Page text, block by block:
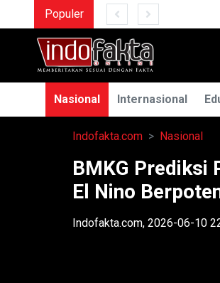
Populer
Nasional Internasional
Indofakta.com Nasional
BMKG Prediksi
El Nino
Indofakta.com, 2026-06-10